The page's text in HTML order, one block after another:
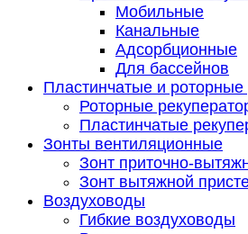
Мобильные
Канальные
Адсорбционные
Для бассейнов
Пластинчатые и роторные
Роторные
Пластинчатые
Зонты вентиляционные
Зонт приточно-
Зонт вытяжной
Воздуховоды
Гибкие воздуховоды